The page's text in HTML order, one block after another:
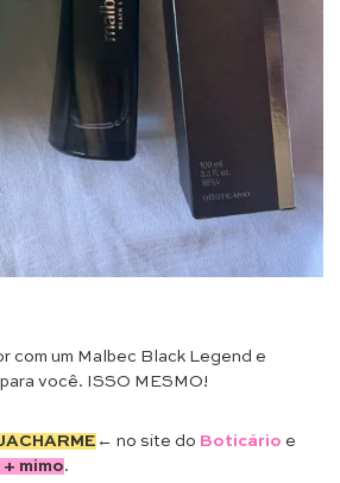
com um Malbec Black Legend e
você. ISSO MESMO!
← no site do Boticário e
mimo.